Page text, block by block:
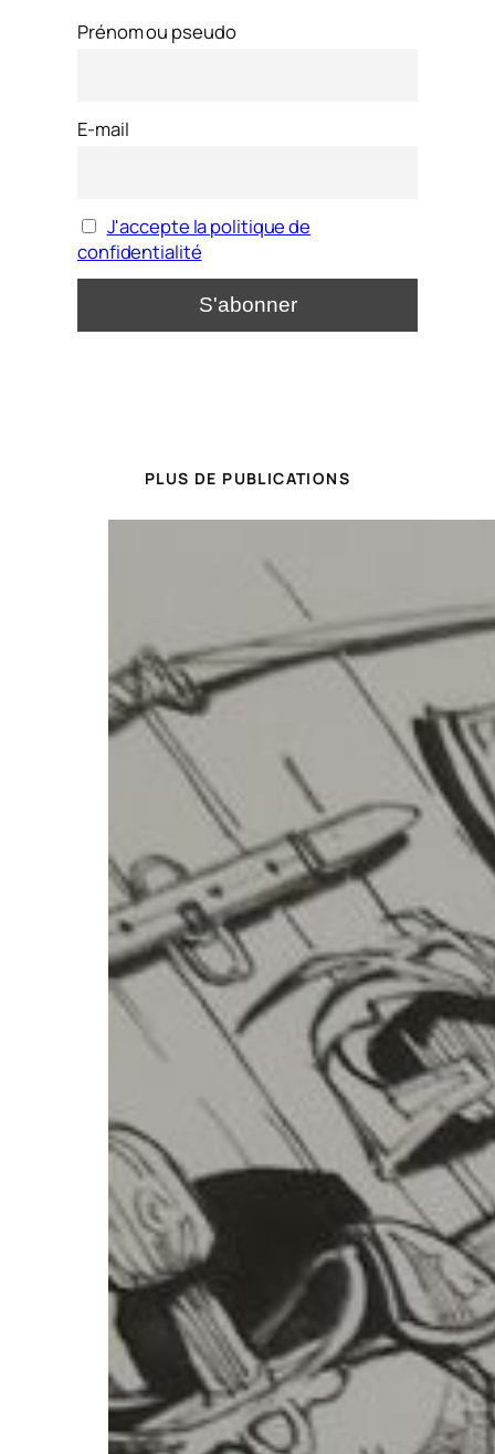
Prénom ou pseudo
E-mail
J'accepte la politique de
confidentialité
PLUS DE PUBLICATIONS